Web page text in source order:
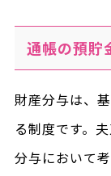
通帳の預貯
財産分与は、
る制度です。
分与において